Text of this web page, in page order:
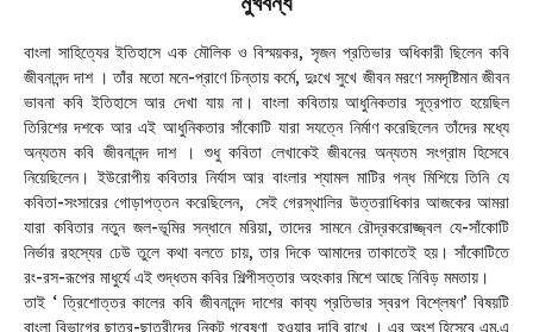
বাংলা সাহিত্যের ইতিহাসে এক মৌলিক ও বিস্ময়কর, সৃজন প্রতিভার অধিকারী ছিলেন কবি
জীবনানন্দ দাশ । তাঁর মতো মনে-প্রাণে চিন্তায় কর্মে, দুঃখে সুখে জীবন মরণে সমদৃষ্টিমান জীবন
ভাবনা কবি ইতিহাসে আর দেখা যায় না। বাংলা কবিতায় আধুনিকতার সূত্রপাত হয়েছিল
তিরিশের দশকে আর এই আধুনিকতার সাঁকোটি যারা সযত্নে নির্মাণ করেছিলেন তাঁদের মধ্যে
অন্যতম কবি জীবনানন্দ দাশ । শুধু কবিতা লেখাকেই জীবনের অন্যতম সংগ্রাম হিসেবে
নিয়েছিলেন। ইউরোপীয় কবিতার নির্যাস আর বাংলার শ্যামল মাটির গন্ধ মিশিয়ে তিনি যে
কবিতা-সংসারের গোড়াপত্তন করেছিলেন, সেই গেরস্থালির উত্তরাধিকার আজকের আমরা
যারা কবিতার নতুন জল-ভূমির সন্ধানে মরিয়া, তাদের সামনে রৌদ্রকরোজ্জ্বল যে-সাঁকোটি
নির্ভার রহস্যের ঢেউ তুলে কথা বলতে চায়, তার দিকে আমাদের তাকাতেই হয়। সাঁকোটিতে
রং-রস-রূপের মাধুর্যে এই শুদ্ধতম কবির শিল্পীসত্তার অহংকার মিশে আছে নিবিড় মমতায়।
তাই ‘ ত্রিশোত্তর কালের কবি জীবনানন্দ দাশের কাব্য প্রতিভার স্বরপ বিশ্লেষণ’ বিষয়টি
বাংলা বিভাগের ছাত্র-ছাত্রীদের নিকট গবেষণা হওয়ার দাবি রাখে । এর অংশ হিসেবে এম.এ